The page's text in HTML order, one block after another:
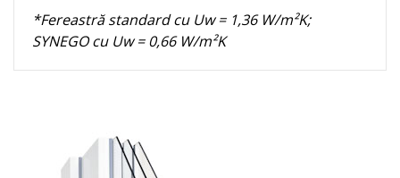
*Fereastră standard cu Uw = 1,36 W/m²K;
SYNEGO cu Uw = 0,66 W/m²K